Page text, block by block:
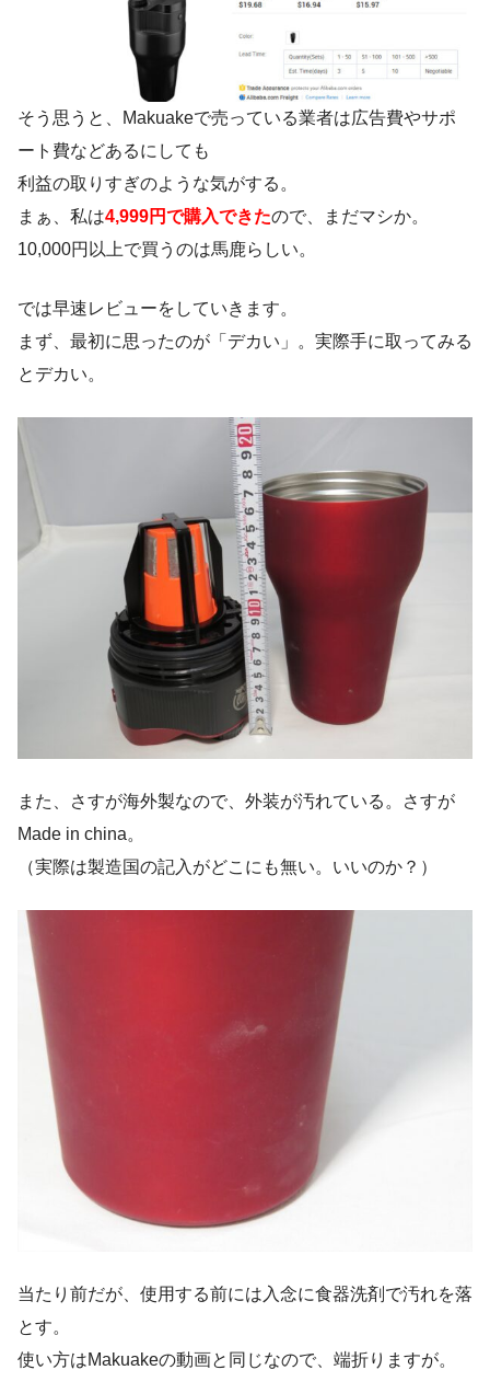
そう思うと、Makuakeで売っている業者は広告費やサポ
ート費などあるにしても
利益の取りすぎのような気がする。
まぁ、私は4,999円で購入できたので、まだマシか。
10,000円以上で買うのは馬鹿らしい。
では早速レビューをしていきます。
まず、最初に思ったのが「デカい」。実際手に取ってみる
とデカい。
また、さすが海外製なので、外装が汚れている。さすが
Made in china。
（実際は製造国の記入がどこにも無い。いいのか？）
当たり前だが、使用する前には入念に食器洗剤で汚れを落
とす。
使い方はMakuakeの動画と同じなので、端折りますが。